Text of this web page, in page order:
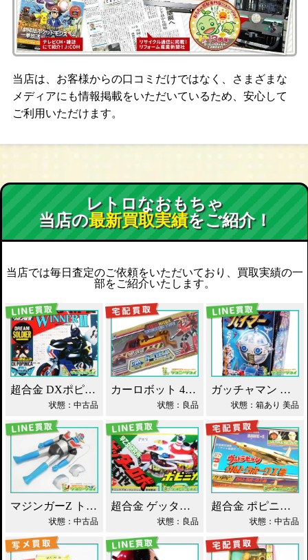
当店は、お客様からの口コミだけではなく、さまざまな
メディアにも情報掲載をいただいているため、安心して
ご利用いただけます。
レトロなおもちゃ
当店の最新買取実績をご紹介！
当店では毎日査定のご依頼をいただいており、買取実績の一
部をご紹介いたします。
超合金 DXポピニカ ウィナア2世 夢戦士ウイングマン PC-46 買取！
状態：中古品
カーロボット 4WD・レッカー車 ダイアクロン買取！
状態：良品
ガッチャマン パイマー DXジャンボマシンダー買取！
状態：箱あり 美品
マジンガーZ トーキング ソフビ マスダヤ買取！
状態：中古品
超合金 ゲッターロボ基地 早乙女研究所 買取！
状態：良品
超合金 ポピニカ ウルトラセブン ウルトラホーク1号 買取！
状態：中古品